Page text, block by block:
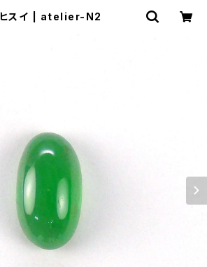
ヒスイ | atelier-N2